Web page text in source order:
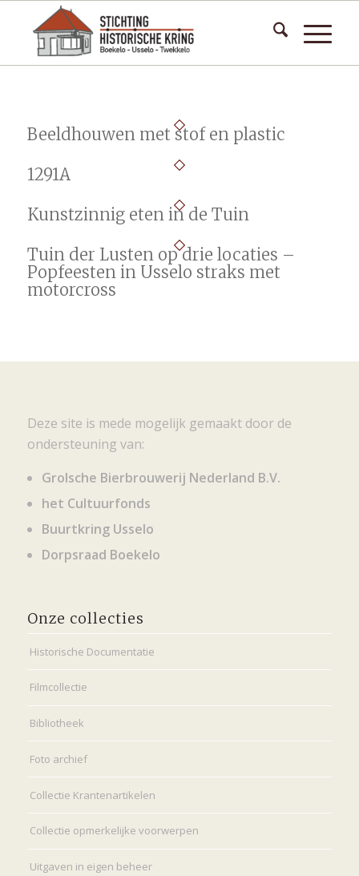
Beeldhouwen met stof en plastic
1291A
Kunstzinnig eten in de Tuin
Tuin der Lusten op drie locaties –
Popfeesten in Usselo straks met
motorcross
Deze site is mede mogelijk gemaakt door de
ondersteuning van:
Grolsche Bierbrouwerij Nederland B.V.
het Cultuurfonds
Buurtkring Usselo
Dorpsraad Boekelo
Onze collecties
Historische Documentatie
Filmcollectie
Bibliotheek
Foto archief
Collectie Krantenartikelen
Collectie opmerkelijke voorwerpen
Uitgaven in eigen beheer